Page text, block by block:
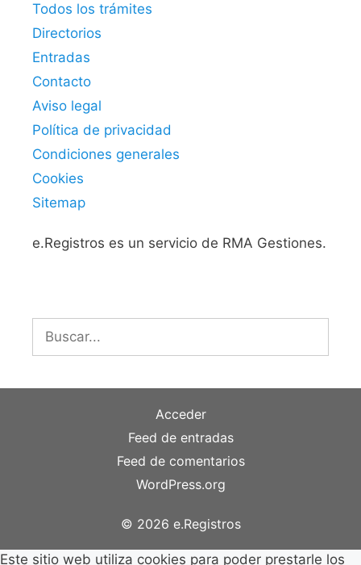
Todos los trámites
Directorios
Entradas
Contacto
Aviso legal
Política de privacidad
Condiciones generales
Cookies
Sitemap
e.Registros es un servicio de RMA Gestiones.
Buscar:
Acceder
Feed de entradas
Feed de comentarios
WordPress.org
© 2026 e.Registros
Este sitio web utiliza cookies para poder prestarle los